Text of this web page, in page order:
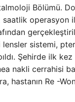
Bölümü.
saatlik operasyon
sistemi,
Şehirde ilk
nakli cerrahisi
hastanın Re -